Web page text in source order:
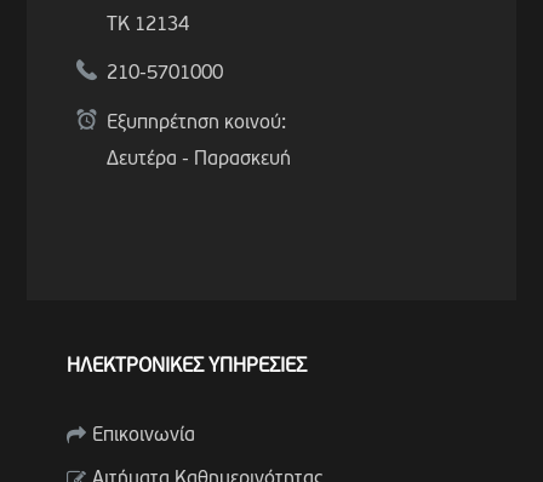
ΤΚ 12134
210-5701000
Εξυπηρέτηση κοινού:
Δευτέρα - Παρασκευή
ΗΛΕΚΤΡΟΝΙΚΕΣ ΥΠΗΡΕΣΙΕΣ
Επικοινωνία